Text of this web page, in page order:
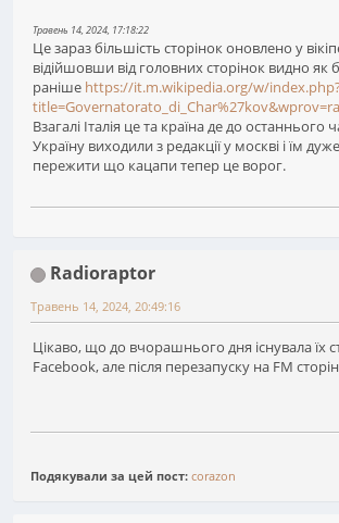
Травень 14, 2024, 17:18:22
Це зараз більшість сторінок оновлено у
відійшовши від головних сторінок видно як
раніше https://it.m.wikipedia.org/w/index.php?
Взагалі Італія це та країна де до
Україну виходили з редакції у москві і їм
пережити що кацапи тепер це ворог.
Radioraptor
Травень 14, 2024, 20:49:16
Цікаво, що до вчорашнього дня існувала їх
Facebook, але після перезапуску на FM
Подякували за цей пост: corazon